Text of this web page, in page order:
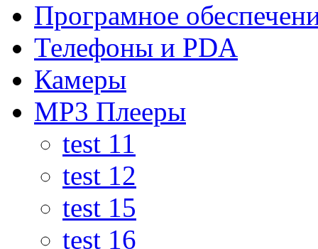
Програмное
Телефоны и PDA
Камеры
MP3 Плееры
test 11
test 12
test 15
test 16